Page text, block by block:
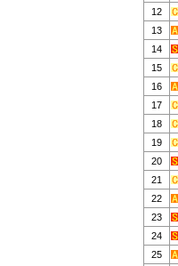
12
13
14
15
16
17
18
19
20
21
22
23
24
25